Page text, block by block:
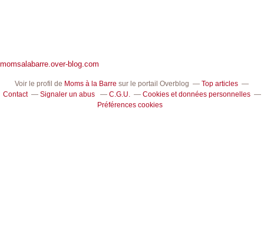
momsalabarre.over-blog.com
Voir le profil de Moms à la Barre sur le portail Overblog
Top articles
Contact
Signaler un abus C.G.U.
Cookies et données personnelles
Préférences cookies